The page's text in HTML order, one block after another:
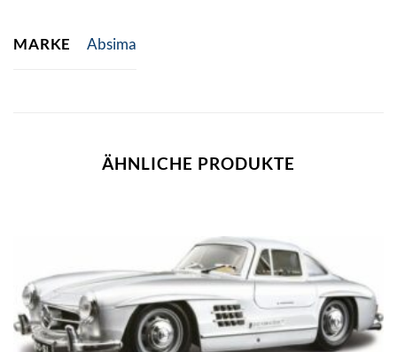
MARKE Absima
ÄHNLICHE PRODUKTE